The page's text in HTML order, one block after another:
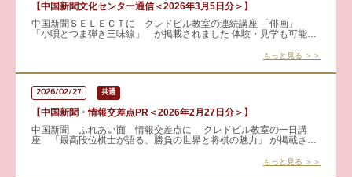
【中国新聞文化センター通信＜2026年3月5日分＞】
中国新聞ＳＥＬＥＣＴに クレドビル教室の連続講座 「俳画」
「小唄とつま弾き三味線」 が掲載されました 体験・見学も可能で
もっと見る ＞＞
2026/02/27 共通
【中国新聞・情報交差点PR＜2026年2月27日分＞】
中国新聞 ふれあい面 情報交差点に クレドビル教室の一日講
座 「最高段位棋士が語る、勝負の世界と将棋の魅力」 が掲載され
もっと見る ＞＞